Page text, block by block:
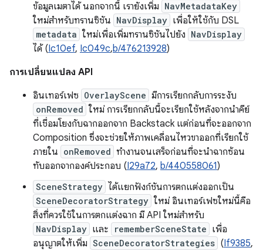
ข้อมูลเมตาได้ นอกจากนี้ เรายังเพิ่ม NavMetadataKey
ใหม่สำหรับทรานซิชัน NavDisplay เพื่อให้ใช้กับ DSL
metadata ใหม่เพื่อเพิ่มทรานซิชันไปยัง NavDisplay
ได้ (Ic10ef, Ic049c,b/476213928)
การเปลี่ยนแปลง API
อินเทอร์เฟซ OverlayScene มีการเรียกกลับการระงับ
onRemoved ใหม่ การเรียกกลับนี้จะเรียกใช้หลังจากนำคีย์
ที่เชื่อมโยงกับฉากออกจาก Backstack แต่ก่อนที่จะออกจาก
Composition ซึ่งจะช่วยให้ภาพเคลื่อนไหวขาออกที่เรียกใช้
ภายใน onRemoved ทำงานจนเสร็จก่อนที่จะนำฉากซ้อน
ทับออกจากองค์ประกอบ (I29a72, b/440558061)
SceneStrategy ได้แยกฟังก์ชันการตกแต่งออกเป็น
SceneDecoratorStrategy ใหม่ อินเทอร์เฟซใหม่นี้คือ
สิ่งที่ควรใช้ในการตกแต่งฉาก มี API ใหม่สำหรับ
NavDisplay และ rememberSceneState เพื่อ
อนุญาตให้เพิ่ม SceneDecoratorStrategies (If9385,